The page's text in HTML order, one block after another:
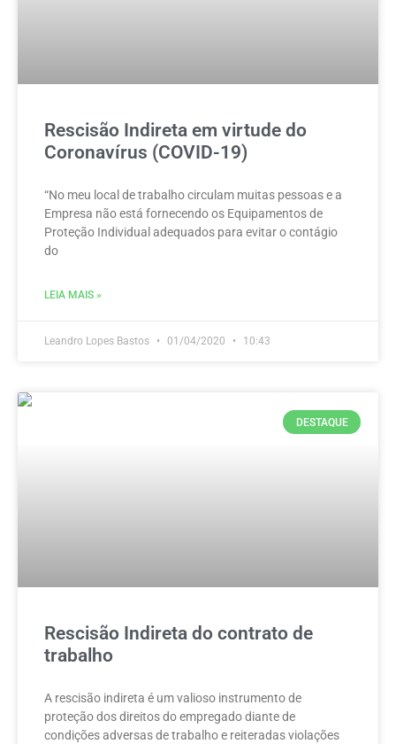
Rescisão Indireta em virtude do
Coronavírus (COVID-19)
“No meu local de trabalho circulam muitas pessoas e a
Empresa não está fornecendo os Equipamentos de
Proteção Individual adequados para evitar o contágio
do
LEIA MAIS »
Leandro Lopes Bastos 01/04/2020 10:43
DESTAQUE
Rescisão Indireta do contrato de
trabalho
A rescisão indireta é um valioso instrumento de
proteção dos direitos do empregado diante de
condições adversas de trabalho e reiteradas violações